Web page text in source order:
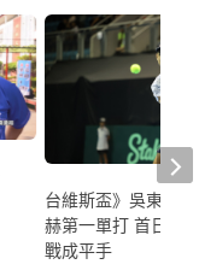
台維斯盃》吳東霖
赫第一單打 首日雙
戰成平手